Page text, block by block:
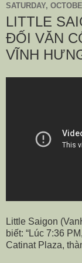
SATURDAY,
LITTLE
ĐỐI VĂN
VĨNH
Little Saigon
biết: “Lúc 7:36
Catinat Plaza,